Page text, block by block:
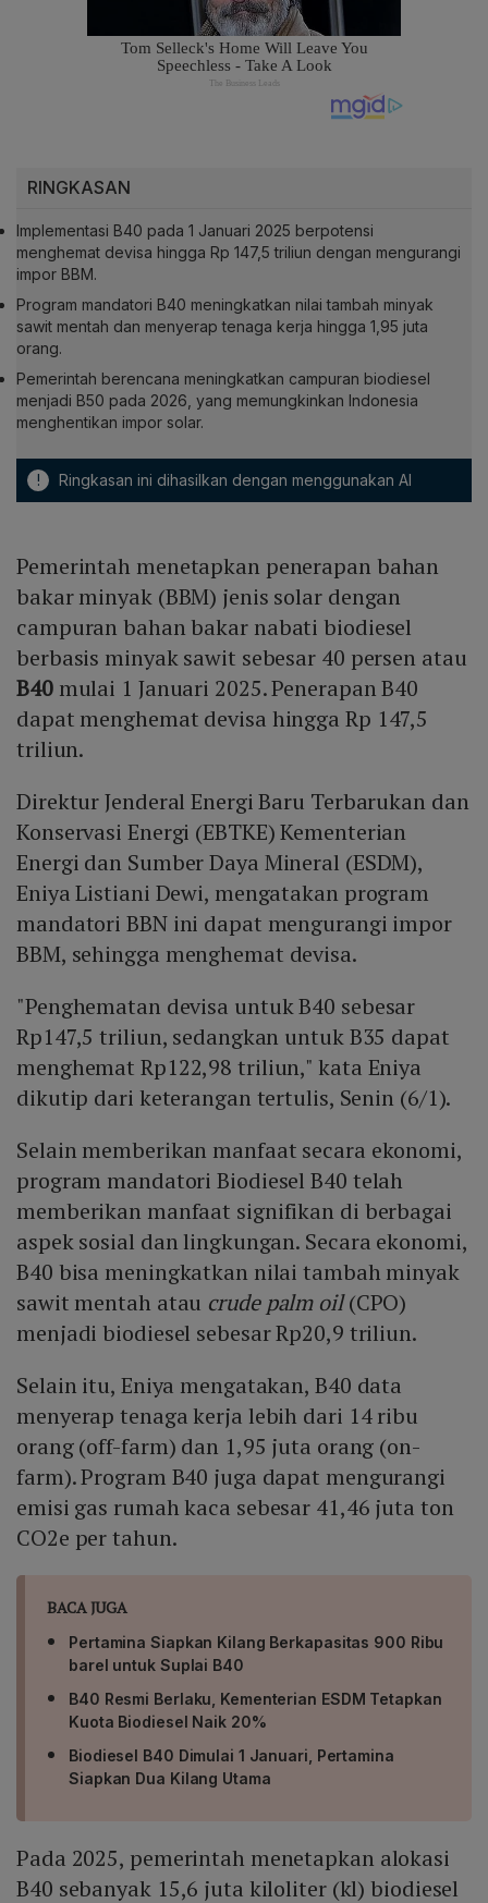
RINGKASAN
Implementasi B40 pada 1 Januari 2025 berpotensi
menghemat devisa hingga Rp 147,5 triliun dengan mengurangi
impor BBM.
Program mandatori B40 meningkatkan nilai tambah minyak
sawit mentah dan menyerap tenaga kerja hingga 1,95 juta
orang.
Pemerintah berencana meningkatkan campuran biodiesel
menjadi B50 pada 2026, yang memungkinkan Indonesia
menghentikan impor solar.
! Ringkasan ini dihasilkan dengan menggunakan AI
Pemerintah menetapkan penerapan bahan
bakar minyak (BBM) jenis solar dengan
campuran bahan bakar nabati biodiesel
berbasis minyak sawit sebesar 40 persen atau
B40mulai 1 Januari 2025. Penerapan B40
dapat menghemat devisa hingga Rp 147,5
triliun.
Direktur Jenderal Energi Baru Terbarukan dan
Konservasi Energi (EBTKE) Kementerian
Energi dan Sumber Daya Mineral (ESDM),
Eniya Listiani Dewi, mengatakan program
mandatori BBN ini dapat mengurangi impor
BBM, sehingga menghemat devisa.
"Penghematan devisa untuk B40 sebesar
Rp147,5 triliun, sedangkan untuk B35 dapat
menghemat Rp122,98 triliun," kata Eniya
dikutip dari keterangan tertulis, Senin (6/1).
Selain memberikan manfaat secara ekonomi,
program mandatori Biodiesel B40 telah
memberikan manfaat signifikan di berbagai
aspek sosial dan lingkungan. Secara ekonomi,
B40 bisa meningkatkan nilai tambah minyak
sawit mentah atau crude palm oil(CPO)
menjadi biodiesel sebesar Rp20,9 triliun.
Selain itu, Eniya mengatakan, B40 data
menyerap tenaga kerja lebih dari 14 ribu
orang (off-farm) dan 1,95 juta orang (on-
farm). Program B40 juga dapat mengurangi
emisi gas rumah kaca sebesar 41,46 juta ton
CO2e per tahun.
BACA JUGA
Pertamina Siapkan Kilang Berkapasitas 900 Ribu
barel untuk Suplai B40
B40 Resmi Berlaku, Kementerian ESDM Tetapkan
Kuota Biodiesel Naik 20%
Biodiesel B40 Dimulai 1 Januari, Pertamina
Siapkan Dua Kilang Utama
Pada 2025, pemerintah menetapkan alokasi
B40 sebanyak 15,6 juta kiloliter (kl) biodiesel